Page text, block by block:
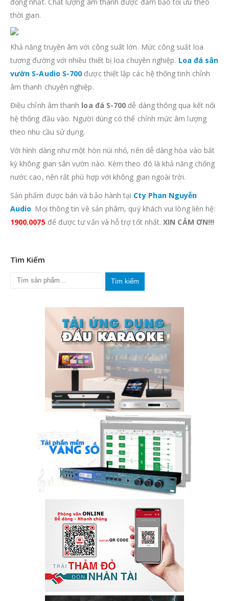
thời gian.
Khả năng truyền âm với công suất lớn. Mức công suất loa
tương đường với nhiều thiết bị loa chuyên nghiệp. Loa đá sân
vườn S-Audio S-700 được thiết lập các hệ thống tinh chỉnh
âm thanh chuyên nghiệp.
Điều chỉnh âm thanh loa đá S-700 dễ dàng thông qua kết nối
hệ thống đầu vào. Người dùng có thể chỉnh mức âm lượng
theo nhu cầu sử dụng.
Với hình dàng như một hòn núi nhỏ, nên dễ dàng hòa vào bất
kỳ không gian sân vườn nào. Kèm theo đó là khả năng chống
nước cao, nên rất phù hợp với không gian ngoài trời.
Sản phẩm được bán và bảo hành tại Cty Phan Nguyễn
Audio. Mọi thông tin về sản phâm, quý khách vui lòng liên hệ:
1900.0075để được tư vấn và hỗ trợ tốt nhất.XIN CẢM ƠN!!!
Tìm Kiếm
Tìm kiếm